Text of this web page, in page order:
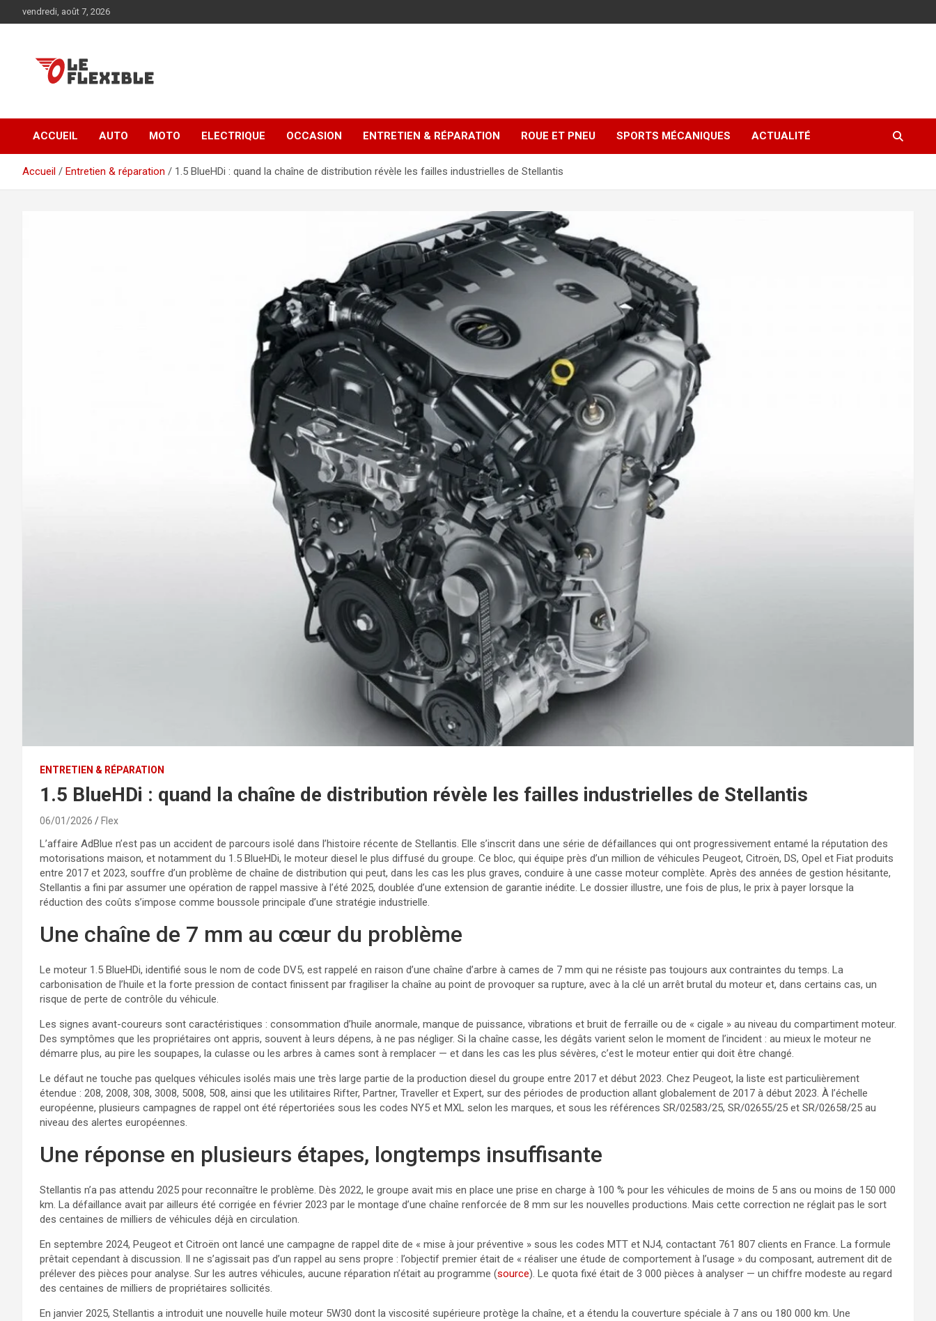
au
vendredi, août 7, 2026
Actu et conseils auto
moto
ACCUEIL AUTO MOTO ELECTRIQUE OCCASION ENTRETIEN & RÉPARATION ROUE ET PNEU SPORTS MÉCANIQUES ACTUALITÉ
Accueil Entretien & réparation 1.5 BlueHDi : quand la chaîne de distribution révèle les failles industrielles de Stellantis
ENTRETIEN & RÉPARATION
1.5 BlueHDi : quand la chaîne de distribution révèle les failles industrielles de Stellantis
06/01/2026 Flex
L’affaire AdBlue n’est pas un accident de parcours isolé dans l’histoire récente de Stellantis. Elle s’inscrit dans une série de défaillances qui ont progressivement entamé la réputation des
motorisations maison, et notamment du 1.5 BlueHDi, le moteur diesel le plus diffusé du groupe. Ce bloc, qui équipe près d’un million de véhicules Peugeot, Citroën, DS, Opel et Fiat produits
entre 2017 et 2023, souffre d’un problème de chaîne de distribution qui peut, dans les cas les plus graves, conduire à une casse moteur complète. Après des années de gestion hésitante,
Stellantis a fini par assumer une opération de rappel massive à l’été 2025, doublée d’une extension de garantie inédite. Le dossier illustre, une fois de plus, le prix à payer lorsque la
réduction des coûts s’impose comme boussole principale d’une stratégie industrielle.
Une chaîne de 7 mm au cœur du problème
Le moteur 1.5 BlueHDi, identifié sous le nom de code DV5, est rappelé en raison d’une chaîne d’arbre à cames de 7 mm qui ne résiste pas toujours aux contraintes du temps. La
carbonisation de l’huile et la forte pression de contact finissent par fragiliser la chaîne au point de provoquer sa rupture, avec à la clé un arrêt brutal du moteur et, dans certains cas, un
risque de perte de contrôle du véhicule.
Les signes avant-coureurs sont caractéristiques : consommation d’huile anormale, manque de puissance, vibrations et bruit de ferraille ou de « cigale » au niveau du compartiment moteur.
Des symptômes que les propriétaires ont appris, souvent à leurs dépens, à ne pas négliger. Si la chaîne casse, les dégâts varient selon le moment de l’incident : au mieux le moteur ne
démarre plus, au pire les soupapes, la culasse ou les arbres à cames sont à remplacer — et dans les cas les plus sévères, c’est le moteur entier qui doit être changé.
Le défaut ne touche pas quelques véhicules isolés mais une très large partie de la production diesel du groupe entre 2017 et début 2023. Chez Peugeot, la liste est particulièrement
étendue : 208, 2008, 308, 3008, 5008, 508, ainsi que les utilitaires Rifter, Partner, Traveller et Expert, sur des périodes de production allant globalement de 2017 à début 2023. À l’échelle
européenne, plusieurs campagnes de rappel ont été répertoriées sous les codes NY5 et MXL selon les marques, et sous les références SR/02583/25, SR/02655/25 et SR/02658/25 au
niveau des alertes européennes.
Une réponse en plusieurs étapes, longtemps insuffisante
Stellantis n’a pas attendu 2025 pour reconnaître le problème. Dès 2022, le groupe avait mis en place une prise en charge à 100 % pour les véhicules de moins de 5 ans ou moins de 150 000
km. La défaillance avait par ailleurs été corrigée en février 2023 par le montage d’une chaîne renforcée de 8 mm sur les nouvelles productions. Mais cette correction ne réglait pas le sort
des centaines de milliers de véhicules déjà en circulation.
En septembre 2024, Peugeot et Citroën ont lancé une campagne de rappel dite de « mise à jour préventive » sous les codes MTT et NJ4, contactant 761 807 clients en France. La formule
prêtait cependant à discussion. Il ne s’agissait pas d’un rappel au sens propre : l’objectif premier était de « réaliser une étude de comportement à l’usage » du composant, autrement dit de
prélever des pièces pour analyse. Sur les autres véhicules, aucune réparation n’était au programme (source). Le quota fixé était de 3 000 pièces à analyser — un chiffre modeste au regard
des centaines de milliers de propriétaires sollicités.
En janvier 2025, Stellantis a introduit une nouvelle huile moteur 5W30 dont la viscosité supérieure protège la chaîne, et a étendu la couverture spéciale à 7 ans ou 180 000 km. Une